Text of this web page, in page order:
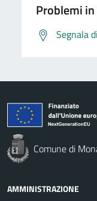
Problemi
Segnala
Comune di
AMMINISTRAZIONE